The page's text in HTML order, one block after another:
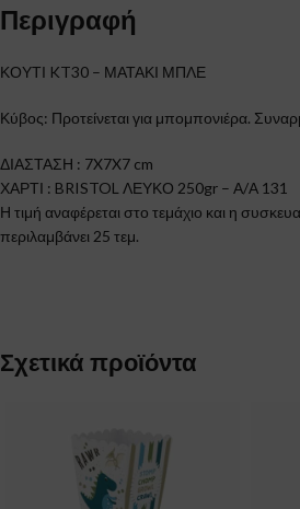
Περιγραφή
ΚΟΥΤΙ KT30 – ΜΑΤΑΚΙ ΜΠΛΕ
Κύβος: Προτείνεται για μπομπονιέρα.
ΔΙΑΣΤΑΣΗ : 7X7X7 cm
ΧΑΡΤΙ : BRISTOL ΛΕΥΚΟ 250gr – Α/Α 131
Η τιμή αναφέρεται στο τεμάχιο και η
περιλαμβάνει 25 τεμ.
Σχετικά προϊόντα